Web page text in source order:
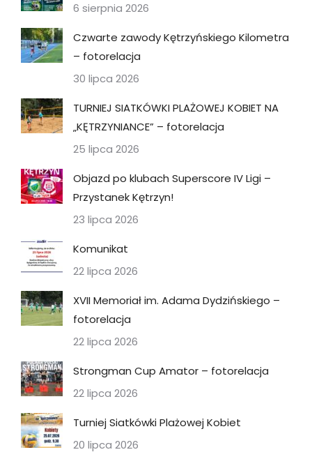
6 sierpnia 2026
Czwarte zawody Kętrzyńskiego Kilometra
– fotorelacja
30 lipca 2026
TURNIEJ SIATKÓWKI PLAŻOWEJ KOBIET NA
„KĘTRZYNIANCE” – fotorelacja
25 lipca 2026
Objazd po klubach Superscore IV Ligi –
Przystanek Kętrzyn!
23 lipca 2026
Komunikat
22 lipca 2026
XVII Memoriał im. Adama Dydzińskiego –
fotorelacja
22 lipca 2026
Strongman Cup Amator – fotorelacja
22 lipca 2026
Turniej Siatkówki Plażowej Kobiet
20 lipca 2026